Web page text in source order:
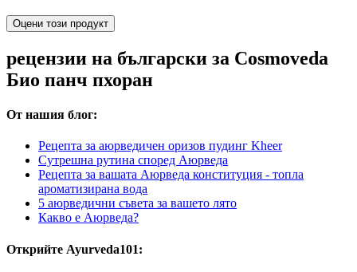
Оцени този продукт
рецензии на български за Cosmoveda
Био панч пхоран
От нашия блог:
Рецепта за аюрведичен оризов пудинг Kheer
Сутрешна рутина според Аюрведа
Рецепта за вашата Аюрведа конституция - топла
ароматизирана вода
5 аюрведични съвета за вашето лято
Какво е Аюрведа?
Открийте Ayurveda101: